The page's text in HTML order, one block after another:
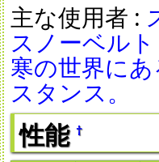
主な使用者 :
スノーベル
寒の世界に
スタンス。
性能 †